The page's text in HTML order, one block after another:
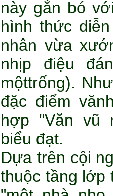
này gắn bó
hình thức
nhân vừa
nhịp điệu
mộttrống).
đặc điểm
hợp "Văn vũ
biểu đạt.
Dựa trên cội
thuộc tầng lớp